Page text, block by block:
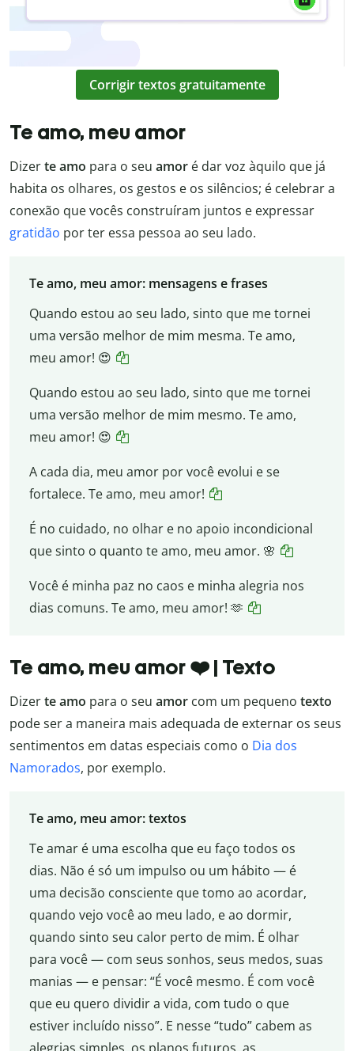
Corrigir textos gratuitamente
Te amo, meu amor
Dizerte amo para o seu amor é dar voz àquilo que já
habita os olhares, os gestos e os silêncios; é celebrar a
conexão que vocês construíram juntos e expressar
gratidão por ter essa pessoa ao seu lado.
Te amo, meu amor: mensagens e frases
Quando estou ao seu lado, sinto que me tornei
uma versão melhor de mim mesma. Te amo,
meu amor! 😍
Quando estou ao seu lado, sinto que me tornei
uma versão melhor de mim mesmo. Te amo,
meu amor! 😍
A cada dia, meu amor por você evolui e se
fortalece. Te amo, meu amor!
É no cuidado, no olhar e no apoio incondicional
que sinto o quanto te amo, meu amor. 🌸
Você é minha paz no caos e minha alegria nos
dias comuns. Te amo, meu amor! 🫶
Te amo, meu amor ❤️ | Texto
Dizerte amo para o seu amor com um pequeno texto
pode ser a maneira mais adequada de externar os seus
sentimentos em datas especiais como o Dia dos
Namorados, por exemplo.
Te amo, meu amor: textos
Te amar é uma escolha que eu faço todos os
dias. Não é só um impulso ou um hábito — é
uma decisão consciente que tomo ao acordar,
quando vejo você ao meu lado, e ao dormir,
quando sinto seu calor perto de mim. É olhar
para você — com seus sonhos, seus medos, suas
manias — e pensar: “É você mesmo. É com você
que eu quero dividir a vida, com tudo o que
estiver incluído nisso”. E nesse “tudo” cabem as